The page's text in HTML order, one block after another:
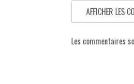
AFFICHER LES
Les commentaires